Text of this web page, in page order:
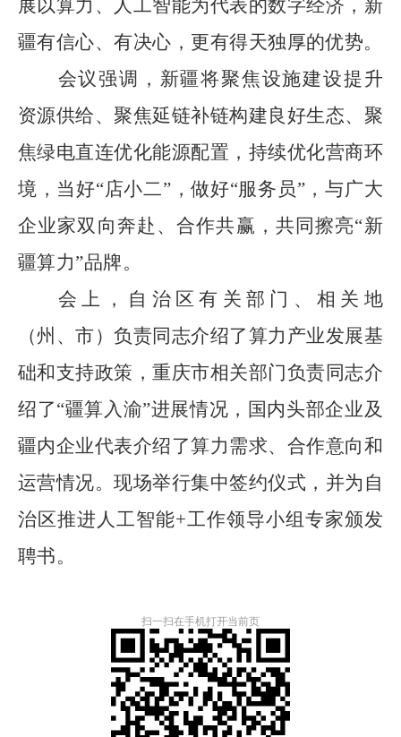
展以算力、人工智能为代表的数字经济，新
疆有信心、有决心，更有得天独厚的优势。
会议强调，新疆将聚焦设施建设提升
资源供给、聚焦延链补链构建良好生态、聚
焦绿电直连优化能源配置，持续优化营商环
境，当好“店小二” ，做好“服务员” ，与广大
企业家双向奔赴、合作共赢，共同擦亮“新
疆算力”品牌。
会上，自治区有关部门、相关地
（州、市）负责同志介绍了算力产业发展基
础和支持政策，重庆市相关部门负责同志介
绍了“疆算入渝”进展情况，国内头部企业及
疆内企业代表介绍了算力需求、合作意向和
运营情况。现场举行集中签约仪式，并为自
治区推进人工智能+工作领导小组专家颁发
聘书。
扫一扫在手机打开当前页